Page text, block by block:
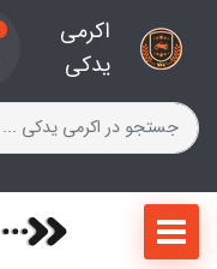
اکرمی
یدکی